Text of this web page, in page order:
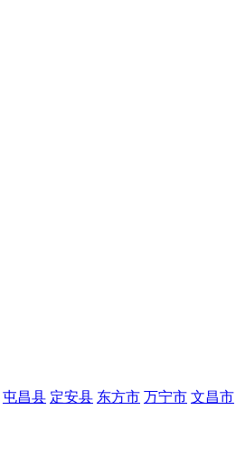
屯昌县 定安县 东方市 万宁市 文昌市